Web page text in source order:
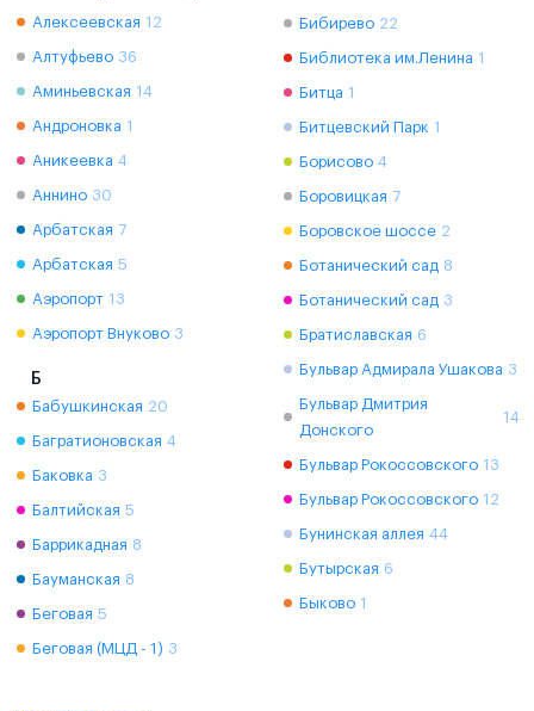
Алексеевская 12
Алтуфьево 36
Аминьевская 14
Андроновка 1
Аникеевка 4
Аннино 30
Арбатская 7
Арбатская 5
Аэропорт 13
Аэропорт Внуково 3
Б
Бабушкинская 20
Багратионовская 4
Баковка 3
Балтийская 5
Баррикадная 8
Бауманская 8
Беговая 5
Беговая (МЦД - 1) 3
Бибирево 22
Библиотека им.Ленина 1
Битца 1
Битцевский Парк 1
Борисово 4
Боровицкая 7
Боровское шоссе 2
Ботанический сад 8
Ботанический сад 3
Братиславская 6
Бульвар Адмирала Ушакова 3
Бульвар Дмитрия
Донского
14
Бульвар Рокоссовского 13
Бульвар Рокоссовского 12
Бунинская аллея 44
Бутырская 6
Быково 1